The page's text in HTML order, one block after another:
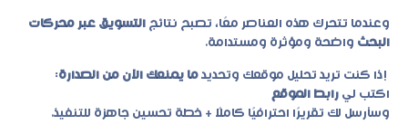
وعندما تتحرك هذه العناصر معًا، تصبح نتائج التسويق عبر محركات
البحث واضحة ومؤثرة ومستدامة.
إذا كنت تريد تحليل موقعك وتحديد ما يمنعك الآن من الصدارة:
اكتب لي رابط الموقع
وسأرسل لك تقريرًا احترافيًا كاملًا + خطة تحسين جاهزة للتنفيذ.